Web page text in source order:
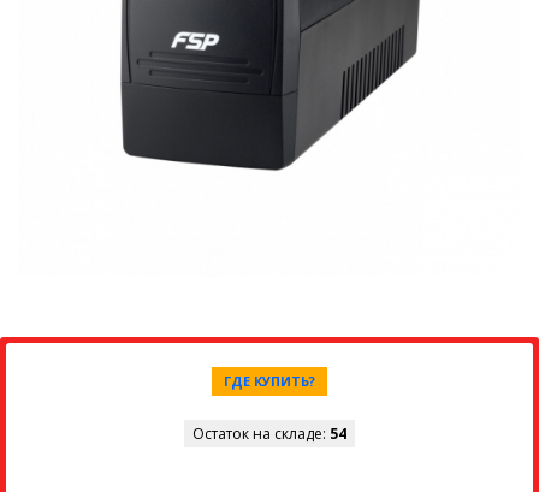
ГДЕ КУПИТЬ?
Остаток на складе: 54